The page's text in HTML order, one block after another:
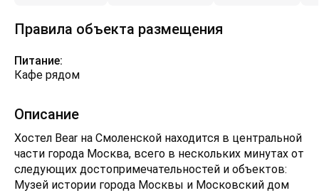
Правила объекта размещения
Питание:
Кафе рядом
Описание
Хостел Bear на Смоленской находится в центральной
части города Москва, всего в нескольких минутах от
следующих достопримечательностей и объектов:
Музей истории города Москвы и Московский дом